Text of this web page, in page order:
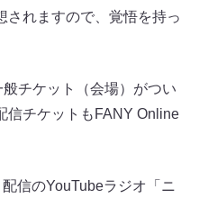
されますので、覚悟を持っ
チケット（会場）がつい
チケットもFANY Online
信のYouTubeラジオ「ニ